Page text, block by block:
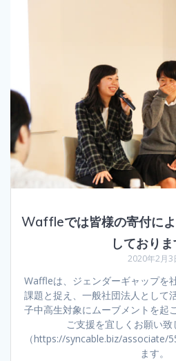
Waffleでは皆様の寄付に
しておりま
2020年2月3
Waffleは、ジェンダーギャップを
課題と捉え、一般社団法人として
子中高生対象にムーブメントを起
ご支援を宜しくお願い致
（https://syncable.biz/associate/
ます。